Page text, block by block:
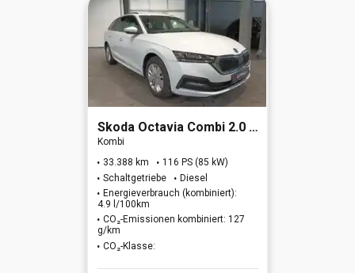
Skoda Octavia Combi 2.0 TDI Ambition
Kombi
33.388 km
116 PS (85 kW)
Schaltgetriebe
Diesel
Energieverbrauch (kombiniert):
4.9 l/100km
CO₂-Emissionen kombiniert: 127
g/km
CO₂-Klasse: